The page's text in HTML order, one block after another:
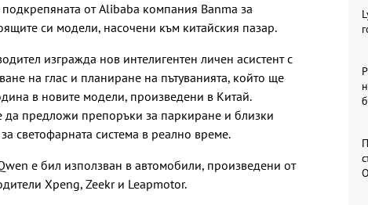
от Alibaba компания Banma за
си модели, насочени към китайския пазар.
изгражда нов интелигентен личен асистент с
на глас и планиране на пътуванията, който ще
в новите модели, произведени в Китай.
да предложи препоръки за паркиране и близки
светофарната система в реално време.
е бил използван в автомобили, произведени от
Xpeng, Zeekr и Leapmotor.